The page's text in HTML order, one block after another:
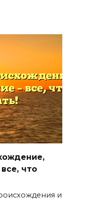
что
и